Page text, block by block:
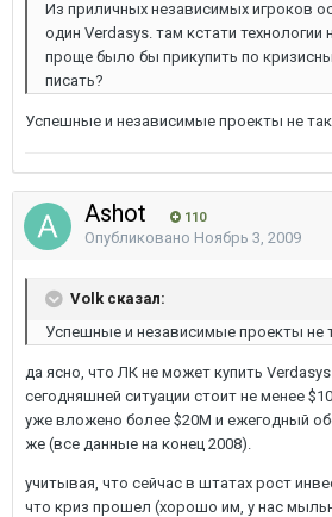
Из приличных независимых игроков
один Verdasys. там кстати
проще было бы прикупить по
писать?
Успешные и независимые проекты не
Ashot 110
Опубликовано Ноябрь 3, 2009
Volk сказал:
Успешные и независимые проекты не
да ясно, что ЛК не может купить
сегодняшней ситуации стоит не менее
уже вложено более $20М и ежегодный
же (все данные на конец 2008).
учитывая, что сейчас в штатах рост
что криз прошел (хорошо им, у нас